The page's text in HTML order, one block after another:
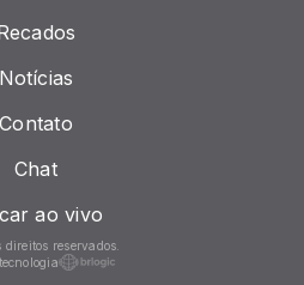
Notícias
Contato
Chat
ao vivo
direitos reservados.